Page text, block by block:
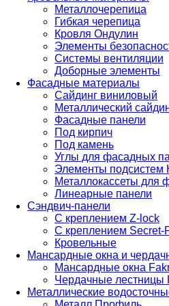
Металлочерепица
Гибкая черепица
Кровля Ондулин
Элементы
Системы вентиляции
Доборные элементы
Фасадные материалы
Сайдинг виниловый
Металлический
Фасадные панели
Под кирпич
Под камень
Углы для фасадных
Элементы
Металлокассеты для
Линеарные панели
Сэндвич-панели
С креплением Z-lock
С креплением Secret-
Кровельные
Мансардные окна и
Мансардные окна
Чердачные лестницы
Металлические